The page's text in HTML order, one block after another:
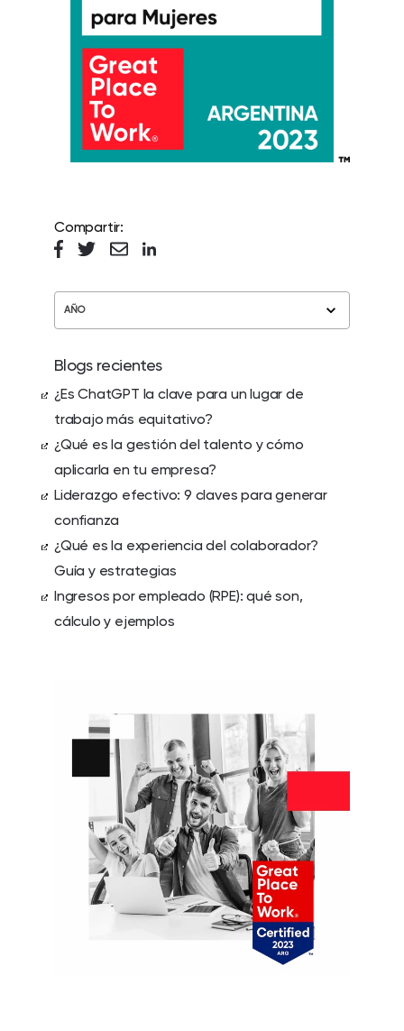
Compartir:
AÑO
Blogs recientes
¿Es ChatGPT la clave para un lugar de
trabajo más equitativo?
¿Qué es la gestión del talento y cómo
aplicarla en tu empresa?
Liderazgo efectivo: 9 claves para generar
confianza
¿Qué es la experiencia del colaborador?
Guía y estrategias
Ingresos por empleado (RPE): qué son,
cálculo y ejemplos